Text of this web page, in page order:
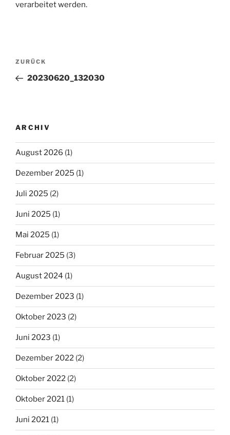
verarbeitet werden.
Beitragsnavigation
Vorheriger
Beitrag
ZURÜCK
20230620_132030
ARCHIV
August 2026 (1)
Dezember 2025 (1)
Juli 2025 (2)
Juni 2025 (1)
Mai 2025 (1)
Februar 2025 (3)
August 2024 (1)
Dezember 2023 (1)
Oktober 2023 (2)
Juni 2023 (1)
Dezember 2022 (2)
Oktober 2022 (2)
Oktober 2021 (1)
Juni 2021 (1)